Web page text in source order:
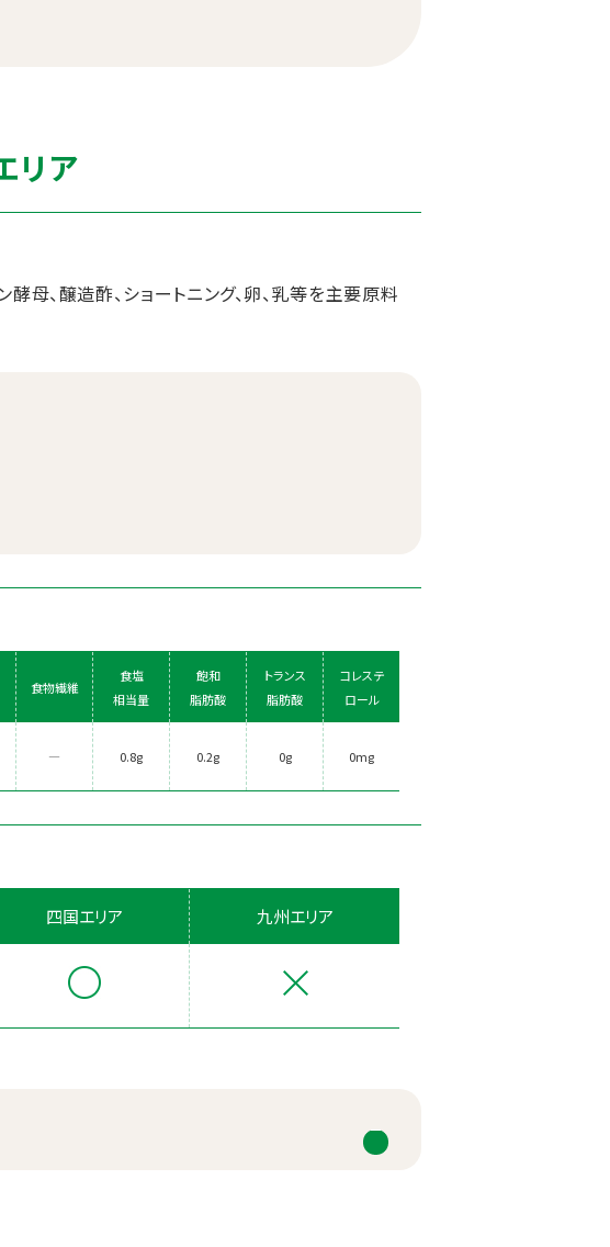
リア
酵母、醸造酢、ショートニング、卵、乳等を主要原料
食物繊維
食塩
相当量
飽和
脂肪酸
トランス
脂肪酸
コレステ
ロール
― 0.8g 0.2g 0g 0mg
四国エリア 九州エリア